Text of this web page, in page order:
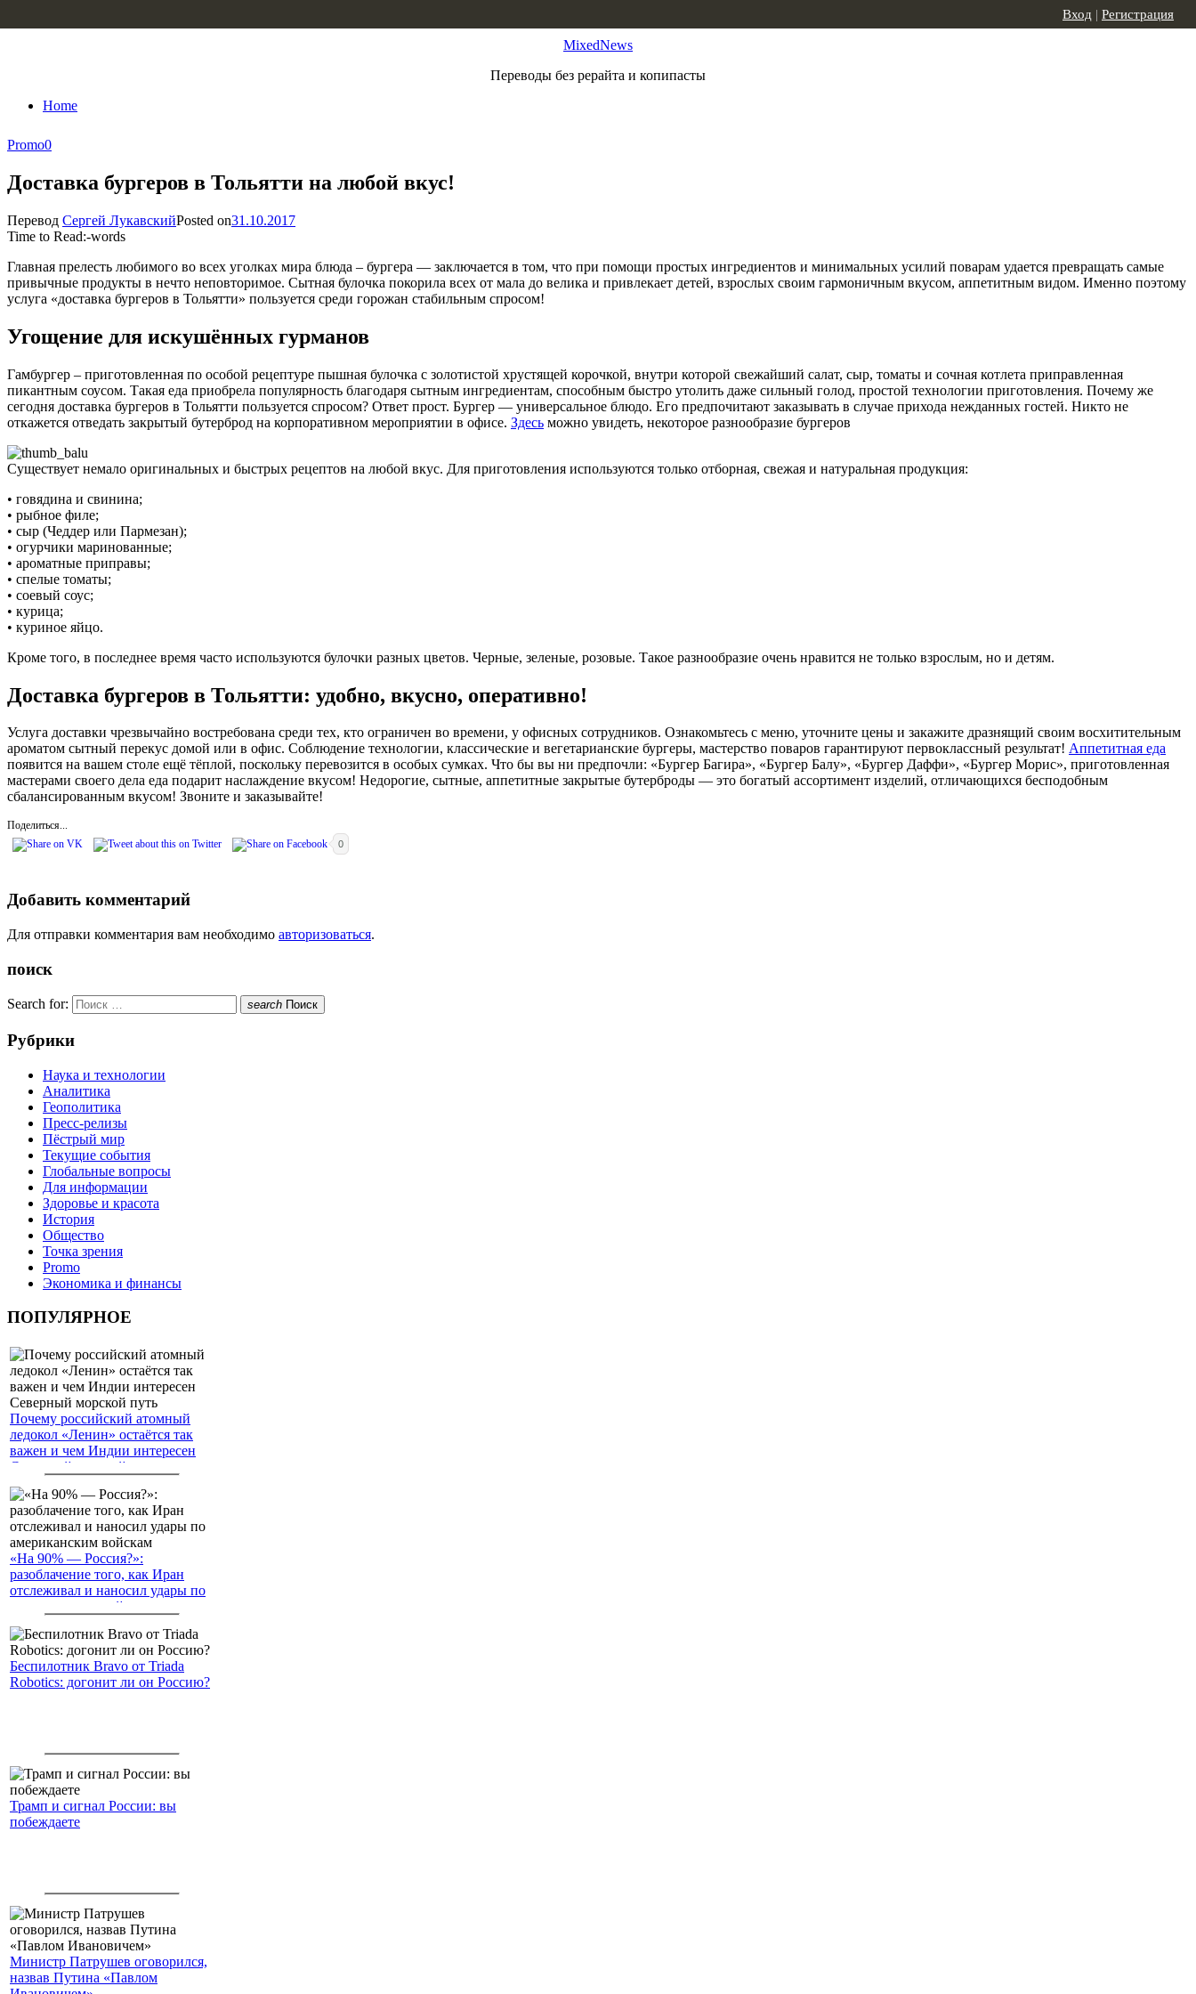
MixedNews
Переводы без рерайта и копипасты
Home
Вход | Регистрация
Promo0
Доставка бургеров в Тольятти на любой вкус!
Перевод Сергей ЛукавскийPosted on31.10.2017
Time to Read:-words
Главная прелесть любимого во всех уголках мира блюда – бургера — заключается в том, что при помощи простых ингредиентов и минимальных усилий поварам удается превращать самые
привычные продукты в нечто неповторимое. Сытная булочка покорила всех от мала до велика и привлекает детей, взрослых своим гармоничным вкусом, аппетитным видом. Именно поэтому
услуга «доставка бургеров в Тольятти» пользуется среди горожан стабильным спросом!
Угощение для искушённых гурманов
Гамбургер – приготовленная по особой рецептуре пышная булочка с золотистой хрустящей корочкой, внутри которой свежайший салат, сыр, томаты и сочная котлета приправленная
пикантным соусом. Такая еда приобрела популярность благодаря сытным ингредиентам, способным быстро утолить даже сильный голод, простой технологии приготовления. Почему же
сегодня доставка бургеров в Тольятти пользуется спросом? Ответ прост. Бургер — универсальное блюдо. Его предпочитают заказывать в случае прихода нежданных гостей. Никто не
откажется отведать закрытый бутерброд на корпоративном мероприятии в офисе. Здесь можно увидеть, некоторое разнообразие бургеров
Существует немало оригинальных и быстрых рецептов на любой вкус. Для приготовления используются только отборная, свежая и натуральная продукция:
• говядина и свинина;
• рыбное филе;
• сыр (Чеддер или Пармезан);
• огурчики маринованные;
• ароматные приправы;
• спелые томаты;
• соевый соус;
• курица;
• куриное яйцо.
Кроме того, в последнее время часто используются булочки разных цветов. Черные, зеленые, розовые. Такое разнообразие очень нравится не только взрослым, но и детям.
Доставка бургеров в Тольятти: удобно, вкусно, оперативно!
Услуга доставки чрезвычайно востребована среди тех, кто ограничен во времени, у офисных сотрудников. Ознакомьтесь с меню, уточните цены и закажите дразнящий своим восхитительным
ароматом сытный перекус домой или в офис. Соблюдение технологии, классические и вегетарианские бургеры, мастерство поваров гарантируют первоклассный результат! Аппетитная еда
появится на вашем столе ещё тёплой, поскольку перевозится в особых сумках. Что бы вы ни предпочли: «Бургер Багира», «Бургер Балу», «Бургер Даффи», «Бургер Морис», приготовленная
мастерами своего дела еда подарит наслаждение вкусом! Недорогие, сытные, аппетитные закрытые бутерброды — это богатый ассортимент изделий, отличающихся бесподобным
сбалансированным вкусом! Звоните и заказывайте!
Поделиться...
0
Добавить комментарий
Для отправки комментария вам необходимо авторизоваться.
поиск
Search for: search Поиск
Рубрики
Наука и технологии
Аналитика
Геополитика
Пресс-релизы
Пёстрый мир
Текущие события
Глобальные вопросы
Для информации
Здоровье и красота
История
Общество
Точка зрения
Promo
Экономика и финансы
ПОПУЛЯРНОЕ
Почему российский атомный
ледокол «Ленин» остаётся так
важен и чем Индии интересен
Северный морской путь
«На 90% — Россия?»:
разоблачение того, как Иран
отслеживал и наносил удары по
американским войскам
Беспилотник Bravo от Triada
Robotics: догонит ли он Россию?
Трамп и сигнал России: вы
побеждаете
Министр Патрушев оговорился,
назвав Путина «Павлом